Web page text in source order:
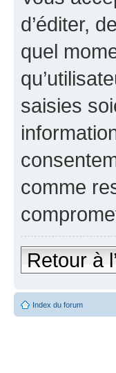
d’éditer,
quel
saisies
comme
Retour à
Index du forum